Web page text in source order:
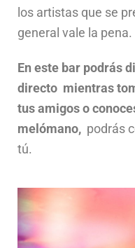
los artistas que se
general vale la pena.
En este bar podrás
directo mientras
tus amigos o
melómano, podrás
tú.